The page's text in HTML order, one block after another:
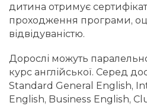
дитина отримує
проходження програми,
відвідуваністю.
Дорослі можуть
курс англійської. Серед
Standard General English,
English, Business English,